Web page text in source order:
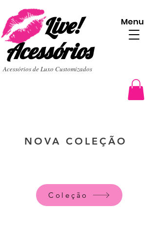
Live!
Acessórios
Acessórios de Luxo Customizados
NOVA COLEÇÃO
Menu
Coleção